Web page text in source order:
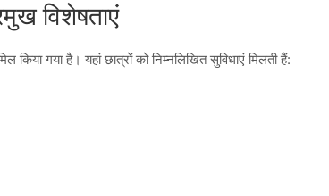
विशेषताएं
गया है। यहां छात्रों को निम्नलिखित सुविधाएं मिलती हैं: